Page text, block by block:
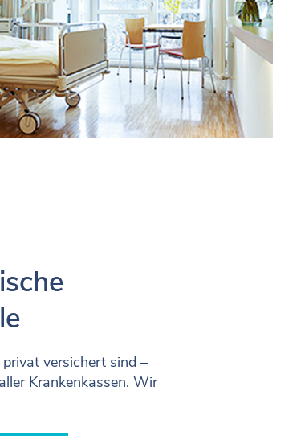
versichert sind –
Krankenkassen. Wir